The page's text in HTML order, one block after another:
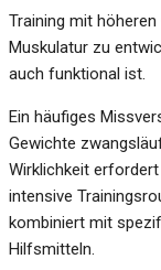
Training mit
Muskulatur zu
auch funktional ist.
Ein häufiges
Gewichte
Wirklichkeit
intensive
kombiniert mit
Hilfsmitteln.